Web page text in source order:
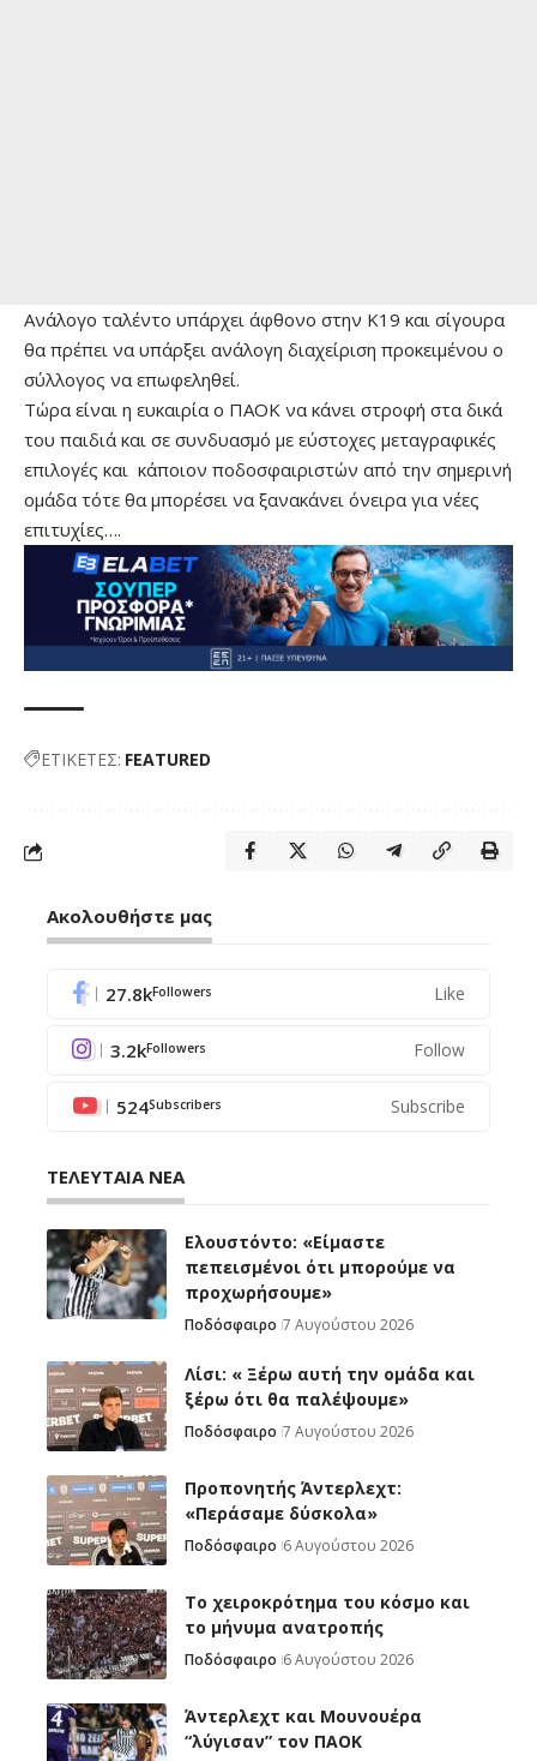
Ανάλογο ταλέντο υπάρχει άφθονο στην Κ19 και σίγουρα
θα πρέπει να υπάρξει ανάλογη διαχείριση προκειμένου ο
σύλλογος να επωφεληθεί.
Τώρα είναι η ευκαιρία ο ΠΑΟΚ να κάνει στροφή στα δικά
του παιδιά και σε συνδυασμό με εύστοχες μεταγραφικές
επιλογές και κάποιον ποδοσφαιριστών από την σημερινή
ομάδα τότε θα μπορέσει να ξανακάνει όνειρα για νέες
επιτυχίες….
ΕΤΙΚΕΤΕΣ: FEATURED
Ακολουθήστε μας
27.8kFollowers Like
3.2kFollowers Follow
524Subscribers Subscribe
ΤΕΛΕΥΤΑΙΑ ΝΕΑ
Ελουστόντο: «Είμαστε
πεπεισμένοι ότι μπορούμε να
προχωρήσουμε»
Ποδόσφαιρο 7 Αυγούστου 2026
Λίσι: « Ξέρω αυτή την ομάδα και
ξέρω ότι θα παλέψουμε»
Ποδόσφαιρο 7 Αυγούστου 2026
Προπονητής Άντερλεχτ:
«Περάσαμε δύσκολα»
Ποδόσφαιρο 6 Αυγούστου 2026
Το χειροκρότημα του κόσμο και
το μήνυμα ανατροπής
Ποδόσφαιρο 6 Αυγούστου 2026
Άντερλεχτ και Μουνουέρα
“λύγισαν” τον ΠΑΟΚ